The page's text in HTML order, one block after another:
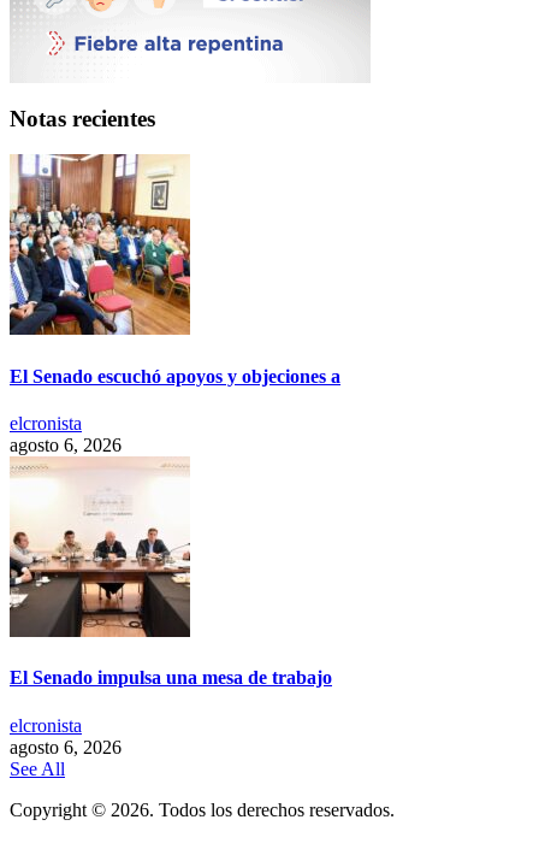
Notas recientes
El Senado escuchó apoyos y objeciones a
elcronista
agosto 6, 2026
El Senado impulsa una mesa de trabajo
elcronista
agosto 6, 2026
See All
Copyright © 2026. Todos los derechos reservados.